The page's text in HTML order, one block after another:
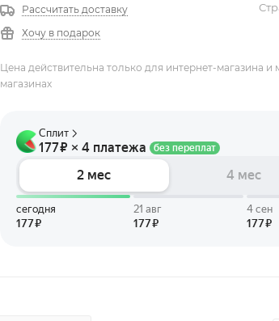
Рассчитать доставку
Хочу в подарок
Цена действительна только для интернет-магазина
магазинах